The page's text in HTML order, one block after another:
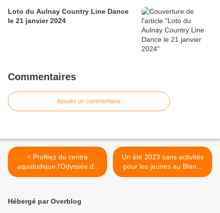
Loto du Aulnay Country Line Dance
le 21 janvier 2024
Commentaires
Ajouter un commentaire
< Profitez du centre
aqualudique l’Odyssée du
lundi au dimanche de 10h à
Un été 2023 sans activités
pour les jeunes au Blanc-
Mesnil : le sénateur Thierry
Hébergé par Overblog